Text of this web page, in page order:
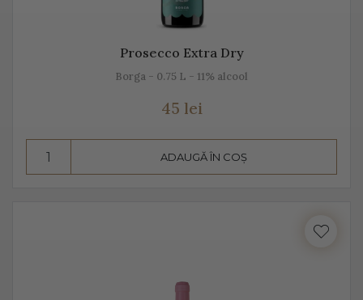
plăcere, dar și ca aperitiv, înainte de servirea mesei.
Este un vin proaspăt, ce se prezintă ca un buchet
ușoare, parfumate. De obicei, Prosecco este un vin sec,
pare dulce. Alege Extra Dry Prosecco pentru echilibrul
pe care îl poate oferi între dulceața fructelor și
Prosecco Extra Dry
Borga - 0.75 L - 11% alcool
45 lei
ADAUGĂ ÎN COȘ